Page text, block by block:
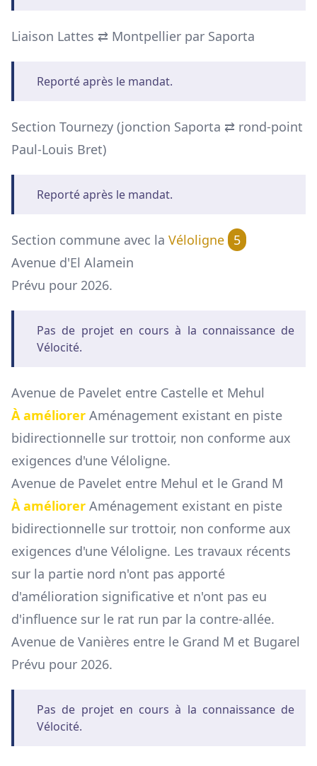
Liaison Lattes ⇄ Montpellier par Saporta
Reporté après le mandat.
Section Tournezy (jonction Saporta ⇄ rond-point
Paul-Louis Bret)
Reporté après le mandat.
Section commune avec la Véloligne 5
Avenue d'El Alamein
Prévu pour 2026.
Pas de projet en cours à la connaissance de
Vélocité.
Avenue de Pavelet entre Castelle et Mehul
À améliorer Aménagement existant en piste
bidirectionnelle sur trottoir, non conforme aux
exigences d'une Véloligne.
Avenue de Pavelet entre Mehul et le Grand M
À améliorer Aménagement existant en piste
bidirectionnelle sur trottoir, non conforme aux
exigences d'une Véloligne. Les travaux récents
sur la partie nord n'ont pas apporté
d'amélioration significative et n'ont pas eu
d'influence sur le rat run par la contre-allée.
Avenue de Vanières entre le Grand M et Bugarel
Prévu pour 2026.
Pas de projet en cours à la connaissance de
Vélocité.